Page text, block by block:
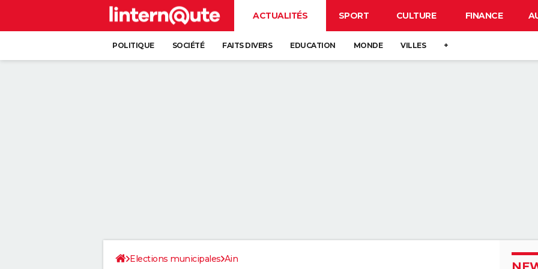
ACTUALITÉS SPORT CULTURE FINANCE
POLITIQUE SOCIÉTÉ FAITS DIVERS EDUCATION MONDE VILLES +
Elections municipales Ain